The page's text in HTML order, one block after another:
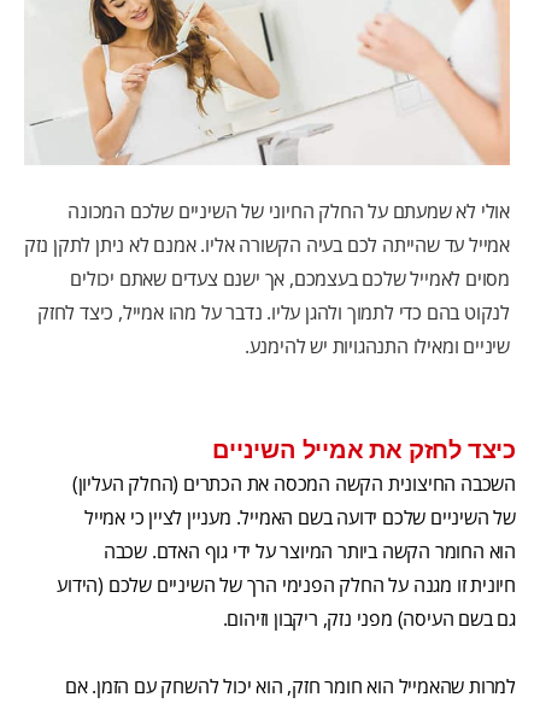
HE (IL)
אולי לא שמעתם על החלק החיוני של השיניים שלכם המכונה
אמייל עד שהייתה לכם בעיה הקשורה אליו. אמנם לא ניתן לתקן נזק
מסוים לאמייל שלכם בעצמכם, אך ישנם צעדים שאתם יכולים
לנקוט בהם כדי לתמוך ולהגן עליו. נדבר על מהו אמייל, כיצד לחזק
שיניים ומאילו התנהגויות יש להימנע.
כיצד לחזק את אמייל השיניים
השכבה החיצונית הקשה המכסה את הכתרים (החלק העליון)
של השיניים שלכם ידועה בשם האמייל. מעניין לציין כי אמייל
הוא החומר הקשה ביותר המיוצר על ידי גוף האדם. שכבה
חיונית זו מגנה על החלק הפנימי הרך של השיניים שלכם (הידוע
גם בשם העיסה) מפני נזק, ריקבון וזיהום.
למרות שהאמייל הוא חומר חזק, הוא יכול להשחק עם הזמן. אם